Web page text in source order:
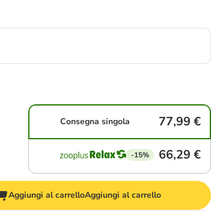
Consegna singola 77,99 €
-15% 66,29 €
Aggiungi al carrelloAggiungi al carrello